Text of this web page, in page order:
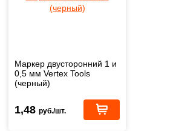
Маркер двусторонний 1 и
0,5 мм Vertex Tools
(черный)
1,48 руб./шт.